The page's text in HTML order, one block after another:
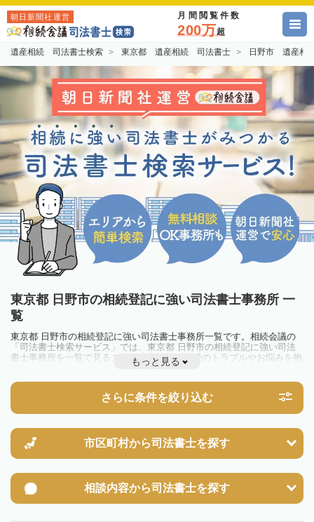
朝日新聞社運営 月間閲覧件数
200万超
遺産相続 司法書士検索 東京都 遺産相続 司法書士 日野市 遺産相
東京都 日野市の相続登記に強い司法書士事務所 一
覧
東京都 日野市の相続登記に強い司法書士事務所一覧です。相続会議の
「司法書士検索サービス」では、東京都 日野市の相続登記に強い司法
書士事務所を一覧で見ることが出来ます。相続のトラブルやお悩みを抱
えている方は一度近隣の司法書士に相談してみましょう。
不動産を相続した場合、相続を知った日から3年以内に登記しないと、
10万円以下の過料が科せられるため、速やかな手続きが必要です。義務
化前の相続も対象となるため注意しましょう。
す。その他の相続手続きも任せることが可能です。
また、義務化に伴い、相続人申告登記制度が創設されました。遺産分割
の話し合いがまとまらず登記できない場合は、この制度の活用を検討し
もっと見る
さらに条件を絞り込む
市区町村から司法書士を探す
相談内容から司法書士を探す